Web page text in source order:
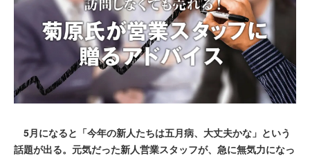
5月になると「今年の新人たちは五月病、大丈夫かな」という
話題が出る。元気だった新人営業スタッフが、急に無気力になっ